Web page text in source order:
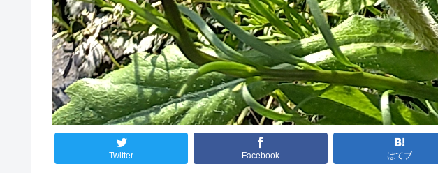
Twitter Facebook はてブ